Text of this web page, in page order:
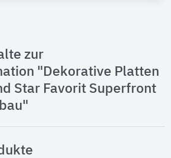
zur
"Dekorative Platten
Star Favorit Superfront